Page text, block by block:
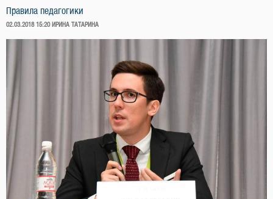
Правила педагогики
ОПУБЛИКОВАНО
02.03.2018 15:20 ИРИНА ТАТАРИНА